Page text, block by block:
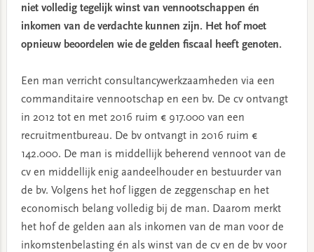
niet volledig tegelijk winst van vennootschappen én
inkomen van de verdachte kunnen zijn. Het hof moet
opnieuw beoordelen wie de gelden fiscaal heeft genoten.
Een man verricht consultancywerkzaamheden via een
commanditaire vennootschap en een bv. De cv ontvangt
in 2012 tot en met 2016 ruim € 917.000 van een
recruitmentbureau. De bv ontvangt in 2016 ruim €
142.000. De man is middellijk beherend vennoot van de
cv en middellijk enig aandeelhouder en bestuurder van
de bv. Volgens het hof liggen de zeggenschap en het
economisch belang volledig bij de man. Daarom merkt
het hof de gelden aan als inkomen van de man voor de
inkomstenbelasting én als winst van de cv en de bv voor